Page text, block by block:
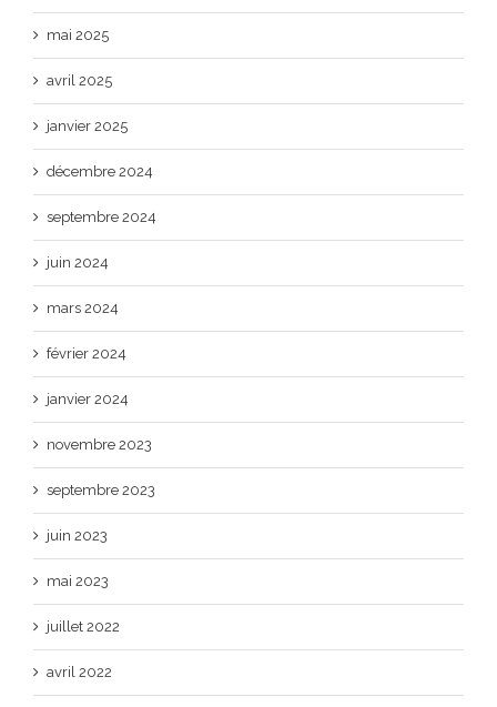
mai 2025
avril 2025
janvier 2025
décembre 2024
septembre 2024
juin 2024
mars 2024
février 2024
janvier 2024
novembre 2023
septembre 2023
juin 2023
mai 2023
juillet 2022
avril 2022